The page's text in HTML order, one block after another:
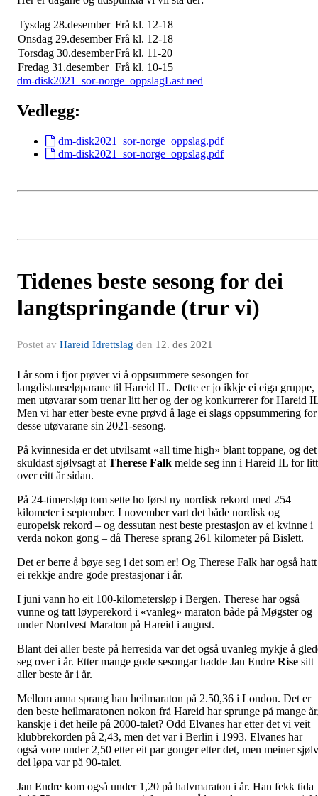
Tysdag 28.desember Frå kl. 12-18
Onsdag 29.desember Frå kl. 12-18
Torsdag 30.desemberFrå kl. 11-20
Fredag 31.desember Frå kl. 10-15
dm-disk2021_sor-norge_oppslagLast ned
Vedlegg:
dm-disk2021_sor-norge_oppslag.pdf
dm-disk2021_sor-norge_oppslag.pdf
Tidenes beste sesong for dei
langtspringande (trur vi)
Postet av Hareid Idrettslag den 12. des 2021
I år som i fjor prøver vi å oppsummere sesongen for
langdistanseløparane til Hareid IL. Dette er jo ikkje ei eiga gruppe,
men utøvarar som trenar litt her og der og konkurrerer for Hareid
Men vi har etter beste evne prøvd å lage ei slags oppsummering for
desse utøvarane sin 2021-sesong.
På kvinnesida er det utvilsamt «all time high» blant toppane, og det
skuldast sjølvsagt at Therese Falk melde seg inn i Hareid IL for litt
over eitt år sidan.
På 24-timersløp tom sette ho først ny nordisk rekord med 254
kilometer i september. I november vart det både nordisk og
europeisk rekord – og dessutan nest beste prestasjon av ei kvinne i
verda nokon gong – då Therese sprang 261 kilometer på Bislett.
Det er berre å bøye seg i det som er! Og Therese Falk har også hatt
ei rekkje andre gode prestasjonar i år.
I juni vann ho eit 100-kilometersløp i Bergen. Therese har også
vunne og tatt løyperekord i «vanleg» maraton både på Møgster og
under Nordvest Maraton på Hareid i august.
Blant dei aller beste på herresida var det også uvanleg mykje å
seg over i år. Etter mange gode sesongar hadde Jan Endre Rise sitt
aller beste år i år.
Mellom anna sprang han heilmaraton på 2.50,36 i London. Det er
den beste heilmaratonen nokon frå Hareid har sprunge på mange
kanskje i det heile på 2000-talet? Odd Elvanes har etter det vi veit
klubbrekorden på 2,43, men det var i Berlin i 1993. Elvanes har
også vore under 2,50 etter eit par gonger etter det, men meiner sjølv
dei løpa var på 90-talet.
Jan Endre kom også under 1,20 på halvmaraton i år. Han fekk tida